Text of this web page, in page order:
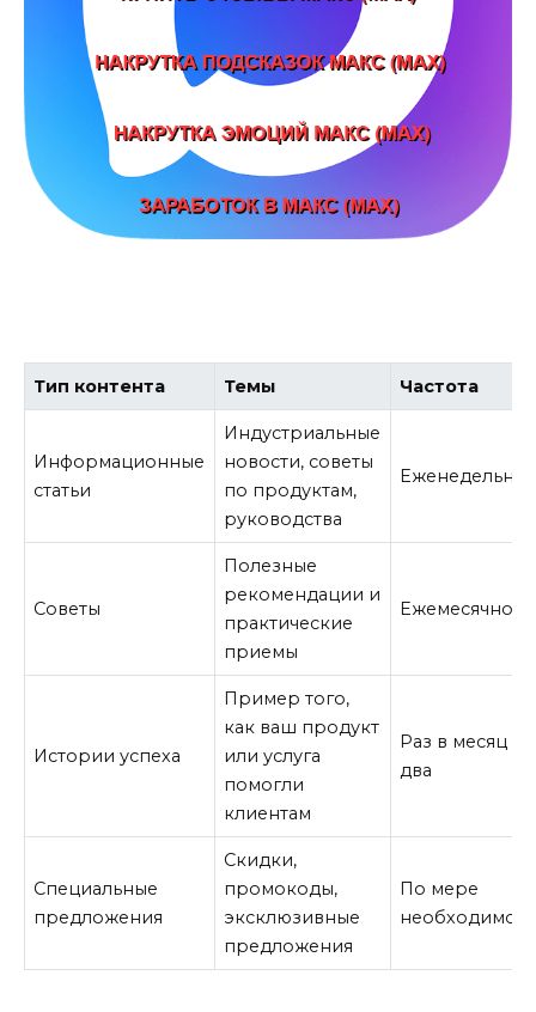
Тип контента Темы Частота
Информационные
статьи
Индустриальные
новости, советы
по продуктам,
руководства
Еженедельно
Советы
Полезные
рекомендации и
практические
приемы
Ежемесячно
Истории успеха
Пример того,
как ваш продукт
или услуга
помогли
клиентам
Раз в месяц
два
Специальные
предложения
Скидки,
промокоды,
эксклюзивные
предложения
По мере